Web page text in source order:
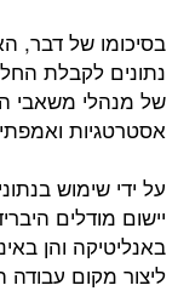
בסיכומו של דבר,
נתונים לקבלת
של מנהלי משאבי
אסטרטגיות
על ידי שימוש
יישום מודלים
באנליטיקה והן
ליצור מקום עבודה